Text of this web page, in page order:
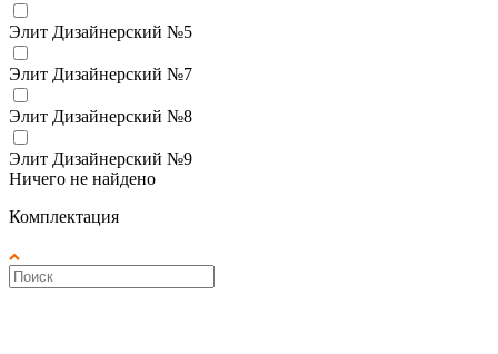
Элит Дизайнерский №5
Элит Дизайнерский №7
Элит Дизайнерский №8
Элит Дизайнерский №9
Ничего не найдено
Комплектация